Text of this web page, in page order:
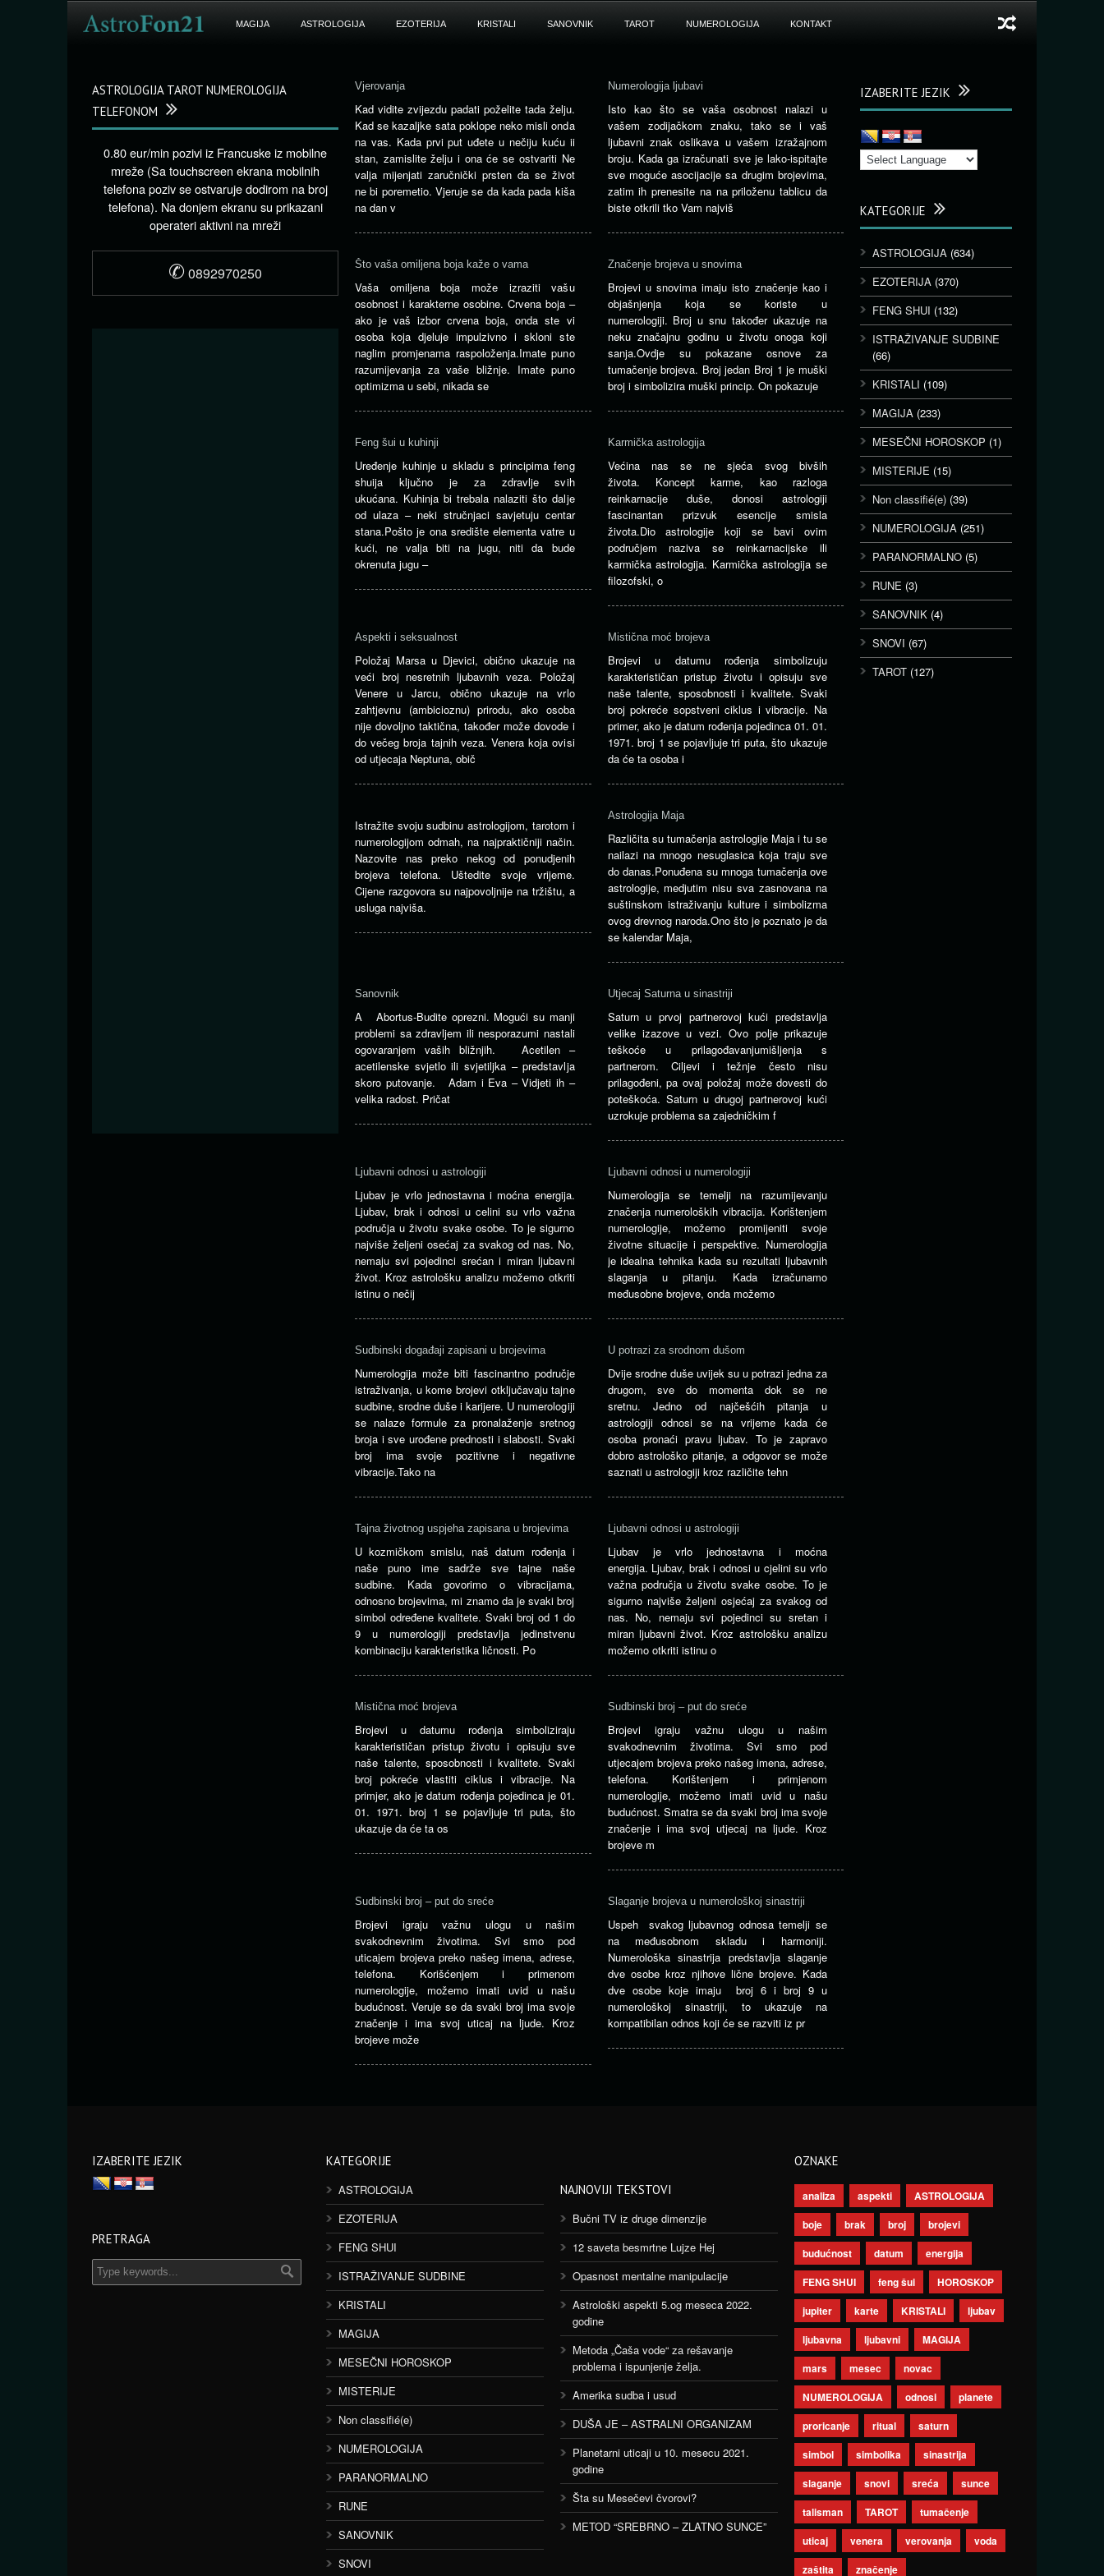
MAGIJA ASTROLOGIJA EZOTERIJA KRISTALI SANOVNIK TAROT NUMEROLOGIJA KONTAKT
Vjerovanja
Kad vidite zvijezdu padati poželite tada želju.
Kad se kazaljke sata poklope neko misli onda
na vas. Kada prvi put uđete u nečiju kuću ii
stan, zamislite želju i ona će se ostvariti Ne
valja mijenjati zaručnički prsten da se život
ne bi poremetio. Vjeruje se da kada pada kiša
na dan v
Numerologija ljubavi
Isto kao što se vaša osobnost nalazi u
vašem zodijačkom znaku, tako se i vaš
ljubavni znak oslikava u vašem izražajnom
broju. Kada ga izračunati sve je lako-ispitajte
sve moguće asocijacije sa drugim brojevima,
zatim ih prenesite na na priloženu tablicu da
biste otkrili tko Vam najviš
Što vaša omiljena boja kaže o vama
Vaša omiljena boja može izraziti vašu
osobnost i karakterne osobine. Crvena boja –
ako je vaš izbor crvena boja, onda ste vi
osoba koja djeluje impulzivno i skloni ste
naglim promjenama raspoloženja.Imate puno
razumijevanja za vaše bližnje. Imate puno
optimizma u sebi, nikada se
Značenje brojeva u snovima
Brojevi u snovima imaju isto značenje kao i
objašnjenja koja se koriste u
numerologiji. Broj u snu također ukazuje na
neku značajnu godinu u životu onoga koji
sanja.Ovdje su pokazane osnove za
tumačenje brojeva. Broj jedan Broj 1 je muški
broj i simbolizira muški princip. On pokazuje
Feng šui u kuhinji
Uređenje kuhinje u skladu s principima feng
shuija ključno je za zdravlje svih
ukućana. Kuhinja bi trebala nalaziti što dalje
od ulaza – neki stručnjaci savjetuju centar
stana.Pošto je ona središte elementa vatre u
kući, ne valja biti na jugu, niti da bude
okrenuta jugu –
Karmička astrologija
Većina nas se ne sjeća svog bivših
života. Koncept karme, kao razloga
reinkarnacije duše, donosi astrologiji
fascinantan prizvuk esencije smisla
života.Dio astrologije koji se bavi ovim
područjem naziva se reinkarnacijske ili
karmička astrologija. Karmička astrologija se
filozofski, o
Aspekti i seksualnost
Položaj Marsa u Djevici, obično ukazuje na
veći broj nesretnih ljubavnih veza. Položaj
Venere u Jarcu, obično ukazuje na vrlo
zahtjevnu (ambicioznu) prirodu, ako osoba
nije dovoljno taktična, također može dovode i
do večeg broja tajnih veza. Venera koja ovisi
od utjecaja Neptuna, obič
Mistična moć brojeva
Brojevi u datumu rođenja simbolizuju
karakterističan pristup životu i opisuju sve
naše talente, sposobnosti i kvalitete. Svaki
broj pokreće sopstveni ciklus i vibracije. Na
primer, ako je datum rođenja pojedinca 01. 01.
1971. broj 1 se pojavljuje tri puta, što ukazuje
da će ta osoba i
Istražite svoju sudbinu astrologijom, tarotom i
numerologijom odmah, na najpraktičniji način.
Nazovite nas preko nekog od ponudjenih
brojeva telefona. Uštedite svoje vrijeme.
Cijene razgovora su najpovoljnije na tržištu, a
usluga najviša.
Astrologija Maja
Različita su tumačenja astrologije Maja i tu se
nailazi na mnogo nesuglasica koja traju sve
do danas.Ponuđena su mnoga tumačenja ove
astrologije, medjutim nisu sva zasnovana na
suštinskom istraživanju kulture i simbolizma
ovog drevnog naroda.Ono što je poznato je da
se kalendar Maja,
Sanovnik
A Abortus-Budite oprezni. Mogući su manji
problemi sa zdravljem ili nesporazumi nastali
ogovaranjem vaših bližnjih. Acetilen –
acetilenske svjetlo ili svjetiljka – predstavlja
skoro putovanje. Adam i Eva – Vidjeti ih –
velika radost. Pričat
Utjecaj Saturna u sinastriji
Saturn u prvoj partnerovoj kući predstavlja
velike izazove u vezi. Ovo polje prikazuje
teškoće u prilagođavanjumišljenja s
partnerom. Ciljevi i težnje često nisu
prilagođeni, pa ovaj položaj može dovesti do
poteškoća. Saturn u drugoj partnerovoj kući
uzrokuje problema sa zajedničkim f
Ljubavni odnosi u astrologiji
Ljubav je vrlo jednostavna i moćna energija.
Ljubav, brak i odnosi u celini su vrlo važna
područja u životu svake osobe. To je sigurno
najviše željeni osećaj za svakog od nas. No,
nemaju svi pojedinci srećan i miran ljubavni
život. Kroz astrološku analizu možemo otkriti
istinu o nečij
Ljubavni odnosi u numerologiji
Numerologija se temelji na razumijevanju
značenja numeroloških vibracija. Korištenjem
numerologije, možemo promijeniti svoje
životne situacije i perspektive. Numerologija
je idealna tehnika kada su rezultati ljubavnih
slaganja u pitanju. Kada izračunamo
međusobne brojeve, onda možemo
Sudbinski događaji zapisani u brojevima
Numerologija može biti fascinantno područje
istraživanja, u kome brojevi otključavaju tajne
sudbine, srodne duše i karijere. U numerologiji
se nalaze formule za pronalaženje sretnog
broja i sve urođene prednosti i slabosti. Svaki
broj ima svoje pozitivne i negativne
vibracije.Tako na
U potrazi za srodnom dušom
Dvije srodne duše uvijek su u potrazi jedna za
drugom, sve do momenta dok se ne
sretnu. Jedno od najčešćih pitanja u
astrologiji odnosi se na vrijeme kada će
osoba pronaći pravu ljubav. To je zapravo
dobro astrološko pitanje, a odgovor se može
saznati u astrologiji kroz različite tehn
Tajna životnog uspjeha zapisana u brojevima
U kozmičkom smislu, naš datum rođenja i
naše puno ime sadrže sve tajne naše
sudbine. Kada govorimo o vibracijama,
odnosno brojevima, mi znamo da je svaki broj
simbol određene kvalitete. Svaki broj od 1 do
9 u numerologiji predstavlja jedinstvenu
kombinaciju karakteristika ličnosti. Po
Ljubavni odnosi u astrologiji
Ljubav je vrlo jednostavna i moćna
energija. Ljubav, brak i odnosi u cjelini su vrlo
važna područja u životu svake osobe. To je
sigurno najviše željeni osjećaj za svakog od
nas. No, nemaju svi pojedinci su sretan i
miran ljubavni život. Kroz astrološku analizu
možemo otkriti istinu o
Mistična moć brojeva
Brojevi u datumu rođenja simboliziraju
karakterističan pristup životu i opisuju sve
naše talente, sposobnosti i kvalitete. Svaki
broj pokreće vlastiti ciklus i vibracije. Na
primjer, ako je datum rođenja pojedinca je 01.
01. 1971. broj 1 se pojavljuje tri puta, što
ukazuje da će ta os
Sudbinski broj – put do sreće
Brojevi igraju važnu ulogu u našim
svakodnevnim životima. Svi smo pod
utjecajem brojeva preko našeg imena, adrese,
telefona. Korištenjem i primjenom
numerologije, možemo imati uvid u našu
budućnost. Smatra se da svaki broj ima svoje
značenje i ima svoj utjecaj na ljude. Kroz
brojeve m
Sudbinski broj – put do sreće
Brojevi igraju važnu ulogu u našim
svakodnevnim životima. Svi smo pod
uticajem brojeva preko našeg imena, adrese,
telefona. Korišćenjem i primenom
numerologije, možemo imati uvid u našu
budućnost. Veruje se da svaki broj ima svoje
značenje i ima svoj uticaj na ljude. Kroz
brojeve može
Slaganje brojeva u numerološkoj sinastriji
Uspeh svakog ljubavnog odnosa temelji se
na međusobnom skladu i harmoniji.
Numerološka sinastrija predstavlja slaganje
dve osobe kroz njihove lične brojeve. Kada
dve osobe koje imaju broj 6 i broj 9 u
numerološkoj sinastriji, to ukazuje na
kompatibilan odnos koji će se razviti iz pr
IZABERITE JEZIK
KATEGORIJE
ASTROLOGIJA (634)
EZOTERIJA (370)
FENG SHUI (132)
ISTRAŽIVANJE SUDBINE
(66)
KRISTALI (109)
MAGIJA (233)
MESEČNI HOROSKOP (1)
MISTERIJE (15)
Non classifié(e) (39)
NUMEROLOGIJA (251)
PARANORMALNO (5)
RUNE (3)
SANOVNIK (4)
SNOVI (67)
TAROT (127)
ASTROLOGIJA TAROT NUMEROLOGIJA
TELEFONOM
0.80 eur/min pozivi iz Francuske iz mobilne
mreže (Sa touchscreen ekrana mobilnih
telefona poziv se ostvaruje dodirom na broj
telefona). Na donjem ekranu su prikazani
operateri aktivni na mreži
✆ 0892970250
IZABERITE JEZIK
PRETRAGA
KATEGORIJE
ASTROLOGIJA
EZOTERIJA
FENG SHUI
ISTRAŽIVANJE SUDBINE
KRISTALI
MAGIJA
MESEČNI HOROSKOP
MISTERIJE
Non classifié(e)
NUMEROLOGIJA
PARANORMALNO
RUNE
SANOVNIK
SNOVI
NAJNOVIJI TEKSTOVI
Bučni TV iz druge dimenzije
12 saveta besmrtne Lujze Hej
Opasnost mentalne manipulacije
Astrološki aspekti 5.og meseca 2022.
godine
Metoda „Čaša vode“ za rešavanje
problema i ispunjenje želja.
Amerika sudba i usud
DUŠA JE – ASTRALNI ORGANIZAM
Planetarni uticaji u 10. mesecu 2021.
godine
Šta su Mesečevi čvorovi?
METOD “SREBRNO – ZLATNO SUNCE”
OZNAKE
analiza aspekti
ASTROLOGIJA
boje
brak broj
brojevi
budućnost
datum
energija
FENG SHUI
feng šui
HOROSKOP
jupiter
karte KRISTALI
ljubav
ljubavna
ljubavni
MAGIJA
mars
mesec
novac
NUMEROLOGIJA
odnosi
planete
proricanje
ritual
saturn
simbol
simbolika
sinastrija
slaganje
snovi sreća
sunce
talisman
TAROT
tumačenje
uticaj
venera verovanja
voda
zaštita
značenje